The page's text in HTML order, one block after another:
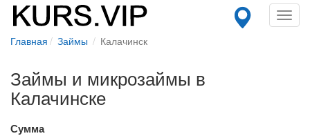
Главная Займы Калачинск
Займы и микрозаймы в
Калачинске
Сумма